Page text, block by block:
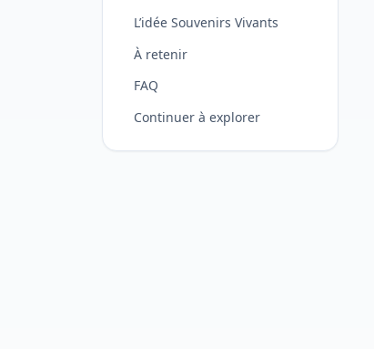
L’idée Souvenirs Vivants
À retenir
FAQ
Continuer à explorer